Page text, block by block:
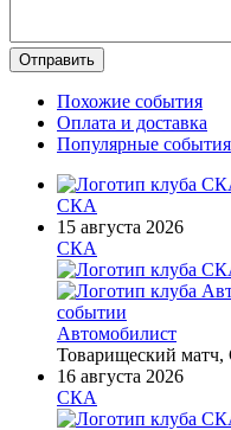
Похожие события
Оплата и доставка
Популярные события
СКА
15 августа 2026
СКА
Автомобилист
Товарищеский
16 августа 2026
СКА